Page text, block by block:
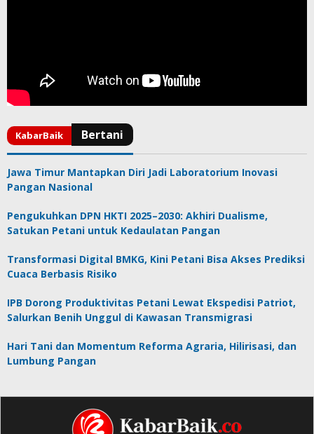
Jawa Timur Mantapkan Diri Jadi Laboratorium Inovasi
Pangan Nasional
Pengukuhkan DPN HKTI 2025–2030: Akhiri Dualisme,
Satukan Petani untuk Kedaulatan Pangan
Transformasi Digital BMKG, Kini Petani Bisa Akses Prediksi
Cuaca Berbasis Risiko
IPB Dorong Produktivitas Petani Lewat Ekspedisi Patriot,
Salurkan Benih Unggul di Kawasan Transmigrasi
Hari Tani dan Momentum Reforma Agraria, Hilirisasi, dan
Lumbung Pangan